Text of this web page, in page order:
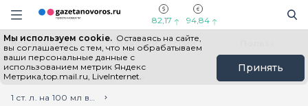
Информационный портал "ГазетаНоворос.ру"
Навигация сайта
82,17 94,84
Мы используем cookie. Оставаясь на сайте,
вы соглашаетесь с тем, что мы обрабатываем
ваши персональные данные с
использованием метрик Яндекс
Метрика,top.mail.ru, LiveInternet.
Принять
Все новости Новости России
Главная
Лента новостей
1 ст. л. на 100 мл воды для посевного материала укропа. Всходит на 3-й день